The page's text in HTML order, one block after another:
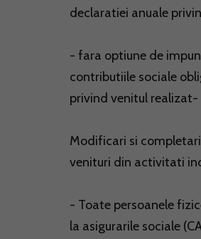
declaratiei anuale
- fara optiune de
contributiile sociale
privind venitul
Modificari si
venituri din activitati
- Toate persoanele
la asigurarile sociale